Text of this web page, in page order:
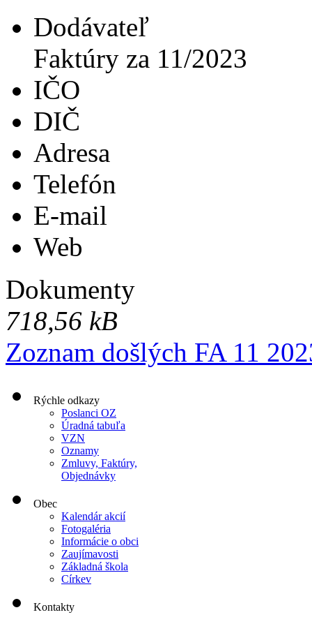
Dodávateľ
Faktúry za 11/2023
IČO
DIČ
Adresa
Telefón
E-mail
Web
Dokumenty
718,56 kB
Zoznam došlých FA 11
Rýchle odkazy
Poslanci OZ
Úradná tabuľa
VZN
Oznamy
Zmluvy, Faktúry,
Objednávky
Obec
Kalendár akcií
Fotogaléria
Informácie o obci
Zaujímavosti
Základná škola
Církev
Kontakty